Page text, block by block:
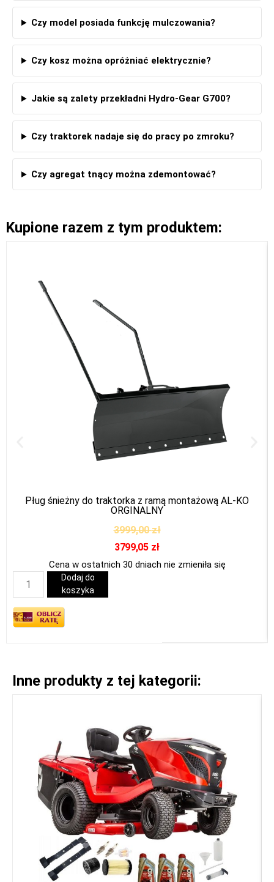
Czy model posiada funkcję mulczowania?
Czy kosz można opróżniać elektrycznie?
Jakie są zalety przekładni Hydro-Gear G700?
Czy traktorek nadaje się do pracy po zmroku?
Czy agregat tnący można zdemontować?
Kupione razem z tym produktem:
Pług śnieżny do traktorka z ramą montażową AL-KO
ORGINALNY
3999,00zł
3799,05 zł
Cena w ostatnich 30 dniach nie zmieniła się
Dodaj do
koszyka
Inne produkty z tej kategorii: